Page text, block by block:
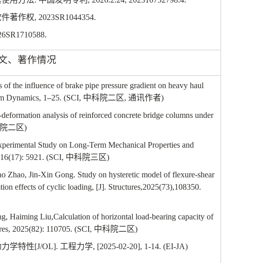
著作权, 2023SR1044354.
、著作情况
the influence of brake pipe pressure gradient on heavy haul
Dynamics, 1–25. (SCI, 中科院二区, 通讯作者)
analysis of reinforced concrete bridge columns under
二区)
Study on Long-Term Mechanical Properties and
5921. (SCI, 中科院三区)
Jin-Xin Gong. Study on hysteretic model of flexure-shear
effects of cyclic loading, [J]. Structures,2025(73),108350.
Haiming Liu,Calculation of horizontal load-bearing capacity of
2025(82): 110705. (SCI, 中科院二区)
学特性[J/OL]. 工程力学, [2025-02-20], 1-14. (EI-JA)